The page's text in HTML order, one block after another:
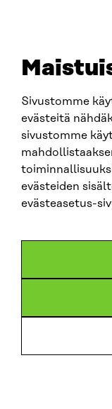
Sivustomme
evästeitä
sivustomme
evästeiden
evästeasetus-
SITRA SOSIAALISESSA
LinkedIn
Instagram
YouTube
Asiakirjajulkisuus